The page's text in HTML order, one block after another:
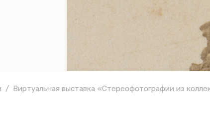
Виртуальная выставка «Стереофотографии из